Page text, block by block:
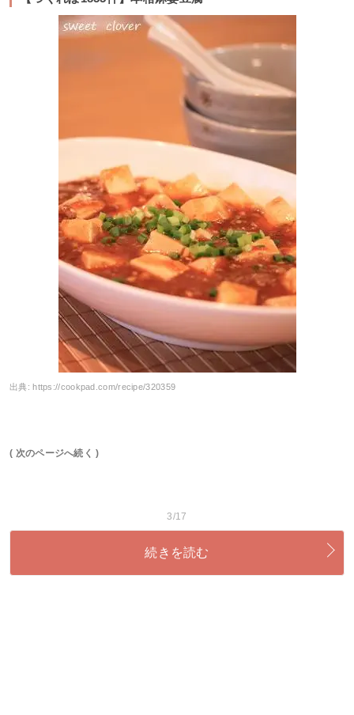
出典:https://cookpad.com/recipe/320359
( 次のページへ続く )
3/17
続きを読む